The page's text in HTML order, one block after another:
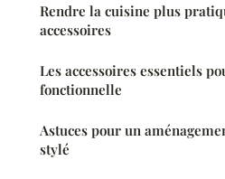
Rendre la cuisine plus
accessoires
Les accessoires essentiels
fonctionnelle
Astuces pour un
stylé